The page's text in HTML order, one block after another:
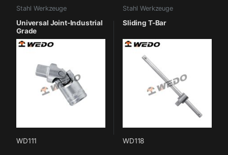
Stahl Werkzeuge
Universal Joint-Industrial
Grade
WD111
Stahl Werkzeuge
Sliding T-Bar
WD118